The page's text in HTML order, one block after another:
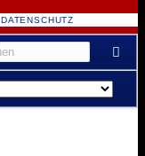
DATENSCHUTZ